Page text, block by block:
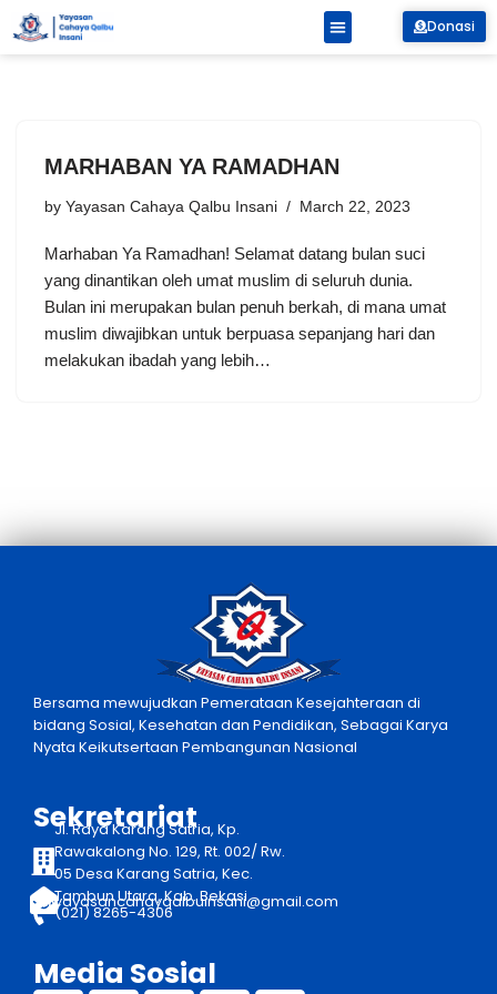
Donasi
MARHABAN YA RAMADHAN
by Yayasan Cahaya Qalbu Insani March 22, 2023
Marhaban Ya Ramadhan! Selamat datang bulan suci
yang dinantikan oleh umat muslim di seluruh dunia.
Bulan ini merupakan bulan penuh berkah, di mana umat
muslim diwajibkan untuk berpuasa sepanjang hari dan
melakukan ibadah yang lebih…
Bersama mewujudkan Pemerataan Kesejahteraan di
bidang Sosial, Kesehatan dan Pendidikan, Sebagai Karya
Nyata Keikutsertaan Pembangunan Nasional
Sekretariat
Jl. Raya Karang Satria, Kp.
Rawakalong No. 129, Rt. 002/ Rw.
05 Desa Karang Satria, Kec.
Tambun Utara, Kab. Bekasi
yayasancahayqalbuinsani@gmail.com
(021) 8265-4306
Media Sosial